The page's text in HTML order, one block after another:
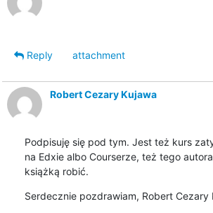
Reply
attachment
Robert Cezary Kujawa
Podpisuję się pod tym. Jest też kurs
na Edxie albo Courserze, też tego
książką robić.
Serdecznie pozdrawiam, Robert Cezary